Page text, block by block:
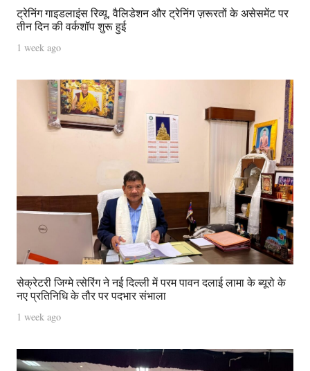
ट्रेनिंग गाइडलाइंस रिव्यू, वैलिडेशन और ट्रेनिंग ज़रूरतों के असेसमेंट पर
तीन दिन की वर्कशॉप शुरू हुई
1 week ago
सेक्रेटरी जिग्मे त्सेरिंग ने नई दिल्ली में परम पावन दलाई लामा के ब्यूरो के
नए प्रतिनिधि के तौर पर पदभार संभाला
1 week ago